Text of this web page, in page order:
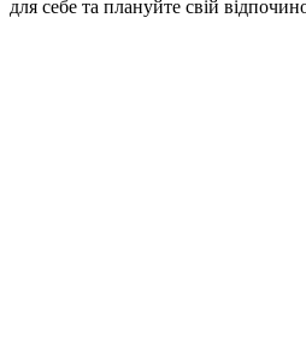
для себе та плануйте свій